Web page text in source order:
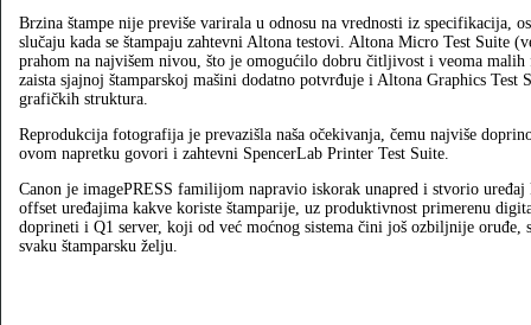
Brzina štampe nije previše varirala u odnosu na vrednosti iz specifikacija,
slučaju kada se štampaju zahtevni Altona testovi. Altona Micro Test Suite
prahom na najvišem nivou, što je omogućilo dobru čitljivost i veoma
zaista sjajnoj štamparskoj mašini dodatno potvrđuje i Altona Graphics Test
grafičkih struktura.
Reprodukcija fotografija je prevazišla naša očekivanja, čemu najviše
ovom napretku govori i zahtevni SpencerLab Printer Test Suite.
Canon je imagePRESS familijom napravio iskorak unapred i stvorio
offset uređajima kakve koriste štamparije, uz produktivnost primerenu
doprineti i Q1 server, koji od već moćnog sistema čini još ozbiljnije oruđe,
svaku štamparsku želju.